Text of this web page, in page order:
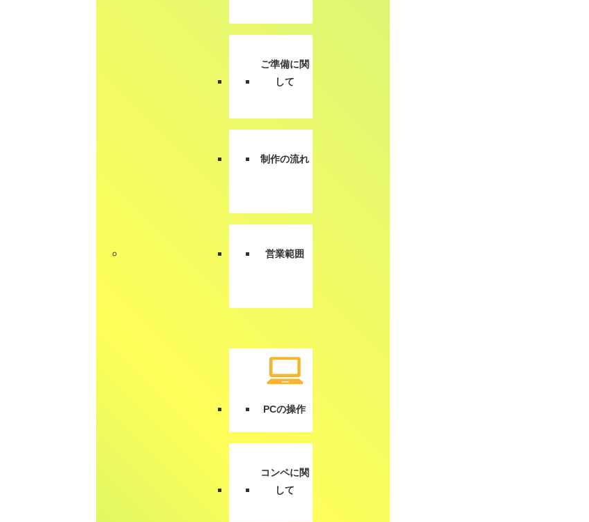
ご準備に関
して
制作の流れ
営業範囲
PCの操作
コンペに関
して